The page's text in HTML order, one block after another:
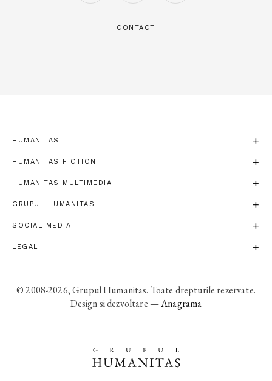
CONTACT
HUMANITAS
HUMANITAS FICTION
HUMANITAS MULTIMEDIA
GRUPUL HUMANITAS
SOCIAL MEDIA
LEGAL
© 2008-2026, Grupul Humanitas. Toate drepturile rezervate.
Design si dezvoltare —Anagrama